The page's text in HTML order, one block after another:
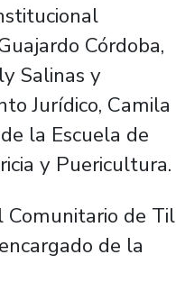
Córdoba,
Salinas y
Jurídico, Camila
la Escuela de
y Puericultura.
Comunitario de Til
de la